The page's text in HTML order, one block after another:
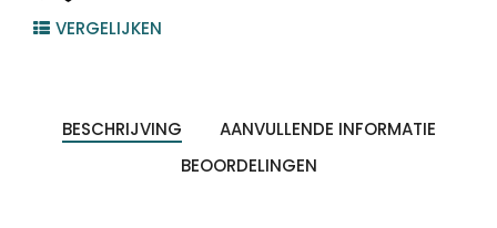
Tape
Easy
quantity
VERGELIJKEN
BESCHRIJVING
AANVULLENDE INFORMATIE
BEOORDELINGEN
zoeken ZOEKEN